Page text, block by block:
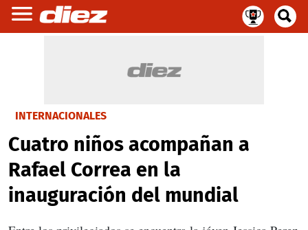
INTERNACIONALES
Cuatro niños acompañan a
Rafael Correa en la
inauguración del mundial